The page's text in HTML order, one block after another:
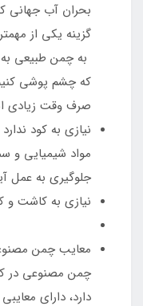
بحران آب جهانی
گزینه یکی از
به چمن طبیعی
که چشم پوشی
صرف وقت زیادی
نیازی به کود
مواد شیمیایی و
جلوگیری به عمل
نیازی به کاشت و
معایب چمن
چمن مصنوعی در
دارد، دارای